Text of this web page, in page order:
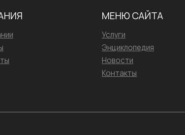
МЕНЮ САЙТА
Услуги
Энциклопедия
Новости
Контакты